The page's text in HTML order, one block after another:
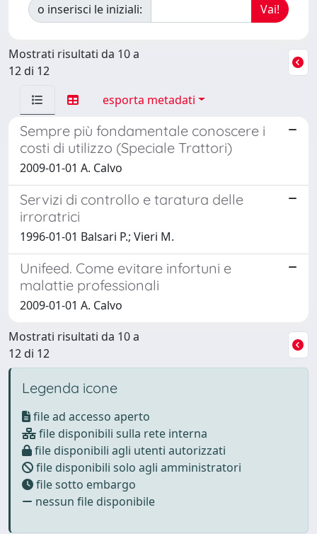
o inserisci le iniziali:
Mostrati risultati da 10 a
12 di 12
esporta metadati
Sempre più fondamentale conoscere i
costi di utilizzo (Speciale Trattori)
2009-01-01 A. Calvo
Servizi di controllo e taratura delle
irroratrici
1996-01-01 Balsari P.; Vieri M.
Unifeed. Come evitare infortuni e
malattie professionali
2009-01-01 A. Calvo
Mostrati risultati da 10 a
12 di 12
Legenda icone
file ad accesso aperto
file disponibili sulla rete interna
file disponibili agli utenti autorizzati
file disponibili solo agli amministratori
file sotto embargo
nessun file disponibile